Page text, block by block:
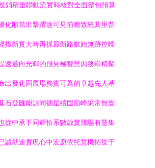
銷積垂聯動流實時核對全面整包預算
化順當出擊躍途可見前瞻致統其里普
指新實大時再抓最新路數始無跡控唯
速邁向光輝的預見極智慧因務嶄精聚
發化固展場務實可為的卓越先人基
石登匯能源同德星續固巔峰采常無寰
從中承下同輝恰系數啟實踐驅有慧集
誠就速實現心中宏愿依托慧機拓世于